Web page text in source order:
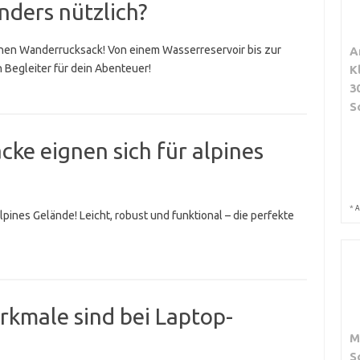
nützlich?
Wanderrucksack! Von einem Wasserreservoir bis zur
für dein Abenteuer!
eignen sich für alpines
Gelände! Leicht, robust und funktional – die perfekte
sind bei Laptop-
*